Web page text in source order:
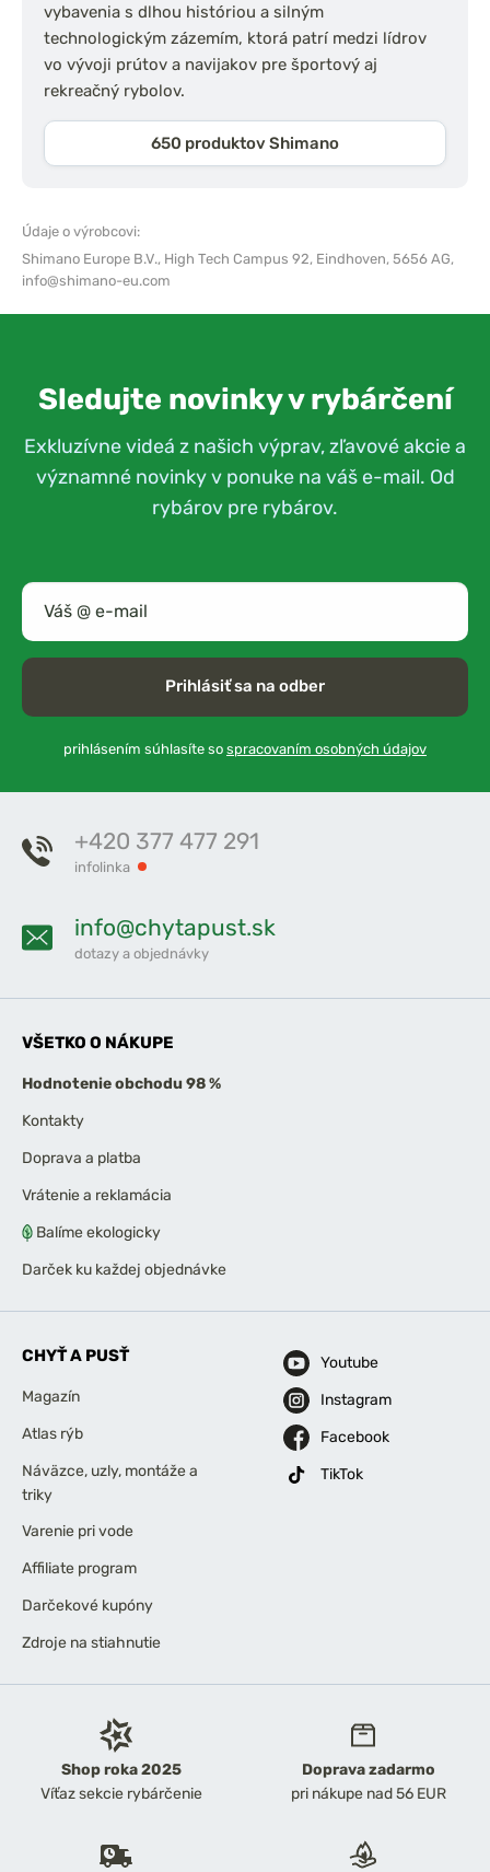
vybavenia s dlhou históriou a silným
technologickým zázemím, ktorá patrí medzi lídrov
vo vývoji prútov a navijakov pre športový aj
rekreačný rybolov.
650 produktov Shimano
Údaje o výrobcovi:
Shimano Europe B.V., High Tech Campus 92, Eindhoven, 5656 AG,
info@shimano-eu.com
Sledujte novinky v rybárčení
Exkluzívne videá z našich výprav, zľavové akcie a
významné novinky v ponuke na váš e-mail. Od
rybárov pre rybárov.
Prihlásiť sa na odber
prihlásením súhlasíte so spracovaním osobných údajov
Shop roka 2025
Víťaz sekcie rybárčenie
Doprava zadarmo
pri nákupe nad 56 EUR
+420 377 477 291
infolinka
info@chytapust.sk
dotazy a objednávky
VŠETKO O NÁKUPE
Hodnotenie obchodu 98 %
Kontakty
Doprava a platba
Vrátenie a reklamácia
Balíme ekologicky
Darček ku každej objednávke
CHYŤ A PUSŤ
Magazín
Atlas rýb
Náväzce, uzly, montáže a
triky
Varenie pri vode
Affiliate program
Darčekové kupóny
Zdroje na stiahnutie
Youtube
Instagram
Facebook
TikTok